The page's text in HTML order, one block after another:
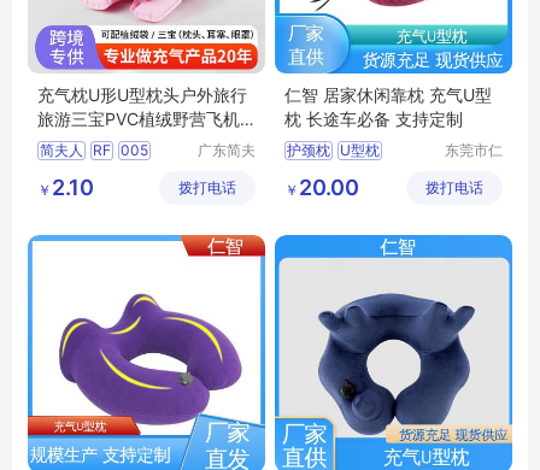
充气枕U形U型枕头户外旅行
旅游三宝PVC植绒野营飞机
枕
简夫人 RF 005
广东简夫
限公司
￥ 2.10 拨打电话
仁智 居家休闲靠枕 充气U型
枕 长途车必备 支持定制
护颈枕 U型枕
办公室休闲靠枕
东莞市仁
技有限公
￥ 20.00 拨打电话